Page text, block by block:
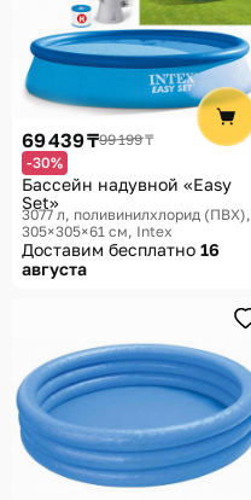
69 439 ₸99 199 ₸
-30%
Бассейн надувной «Easy
Set»
3077 л, поливинилхлорид (ПВХ),
305×305×61 см Intex
Доставим бесплатно 16
августа